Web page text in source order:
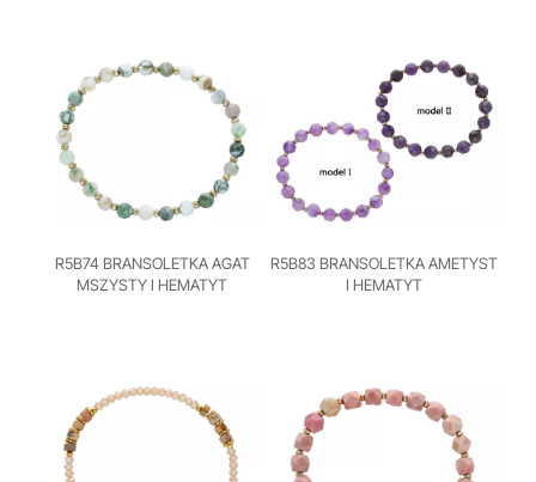
R5B74 BRANSOLETKA AGAT
MSZYSTY I HEMATYT
R5B83 BRANSOLETKA AMETYST
I HEMATYT